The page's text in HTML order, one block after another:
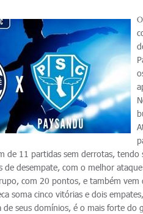
de 11 partidas sem derrotas,
de desempate, com o melhor
com 20 pontos, e também vem
soma cinco vitórias e dois
de seus domínios, é o mais forte